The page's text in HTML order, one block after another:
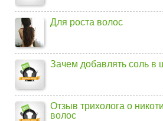
Для роста волос
Зачем добавлять соль в
Отзыв трихолога о
волос